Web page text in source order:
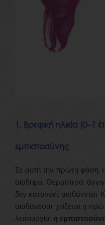
1. Βρεφική ηλικία (0–1
εμπιστοσύνης
Σε αυτή την πρώτη φάση,
αίσθημα. Θερμότητα,
δεν κατανοεί,
αισθάνεσαι, χτίζεται η
λειτουργία: η